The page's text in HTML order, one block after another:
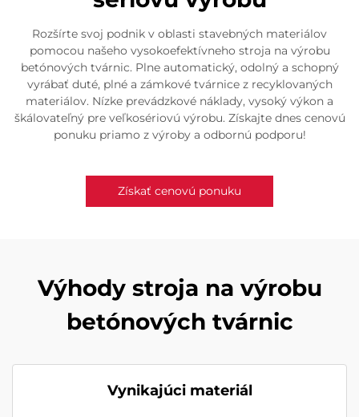
Rozšírte svoj podnik v oblasti stavebných materiálov
pomocou našeho vysokoefektívneho stroja na výrobu
betónových tvárnic. Plne automatický, odolný a schopný
vyrábať duté, plné a zámkové tvárnice z recyklovaných
materiálov. Nízke prevádzkové náklady, vysoký výkon a
škálovateľný pre veľkosériovú výrobu. Získajte dnes cenovú
ponuku priamo z výroby a odbornú podporu!
Získať cenovú ponuku
Výhody stroja na výrobu
betónových tvárnic
Vynikajúci materiál